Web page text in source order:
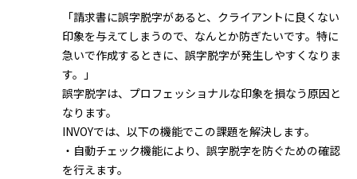
「請求書に誤字脱字があると、クライアントに良くない
印象を与えてしまうので、なんとか防ぎたいです。特に
急いで作成するときに、誤字脱字が発生しやすくなりま
す。」
誤字脱字は、プロフェッショナルな印象を損なう原因と
なります。
INVOYでは、以下の機能でこの課題を解決します。
・自動チェック機能により、誤字脱字を防ぐための確認
を行えます。